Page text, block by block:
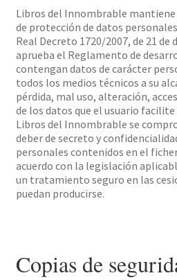
Libros del Innombrable mantiene
de protección de datos
Real Decreto 1720/2007, de 21 de
aprueba el Reglamento de
contengan datos de carácter
todos los medios técnicos a su
pérdida, mal uso, alteración,
de los datos que el usuario
Libros del Innombrable se
deber de secreto y
personales contenidos en el
acuerdo con la legislación
un tratamiento seguro en las
puedan producirse.
Copias de